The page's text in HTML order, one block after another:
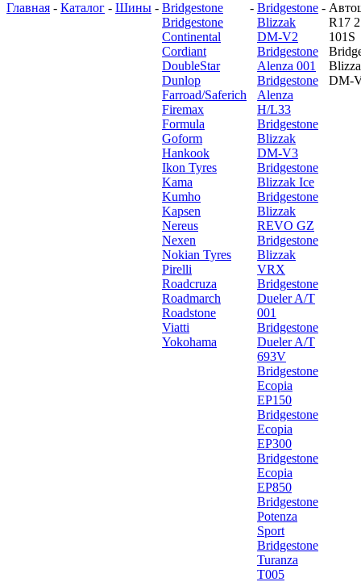
Главная - Каталог - Шины - Bridgestone
Bridgestone
Continental
Cordiant
DoubleStar
Dunlop
Farroad/Saferich
Firemax
Formula
Goform
Hankook
Ikon Tyres
Kama
Kumho
Kapsen
Nereus
Nexen
Nokian Tyres
Pirelli
Roadcruza
Roadmarch
Roadstone
Viatti
Yokohama
- Bridgestone
Blizzak
DM-V2
Bridgestone
Alenza 001
Bridgestone
Alenza
H/L33
Bridgestone
Blizzak
DM-V3
Bridgestone
Blizzak Ice
Bridgestone
Blizzak
REVO GZ
Bridgestone
Blizzak
VRX
Bridgestone
Dueler A/T
001
Bridgestone
Dueler A/T
693V
Bridgestone
Ecopia
EP150
Bridgestone
Ecopia
EP300
Bridgestone
Ecopia
EP850
Bridgestone
Potenza
Sport
Bridgestone
Turanza
T005
-
R17
101S
DM-